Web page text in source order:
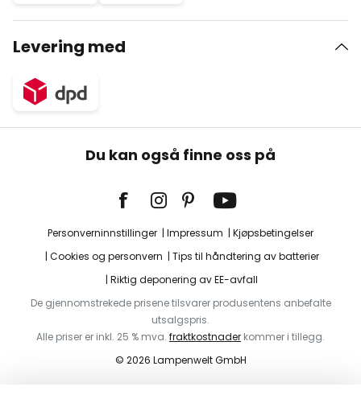
Levering med
Du kan også finne oss på
Personverninnstillinger Impressum
Kjøpsbetingelser
Cookies og personvern
Tips til håndtering av batterier
Riktig deponering av EE-avfall
De gjennomstrekede prisene tilsvarer produsentens anbefalte
utsalgspris.
Alle priser er inkl. 25 % mva. fraktkostnader kommer i tillegg.
© 2026 Lampenwelt GmbH